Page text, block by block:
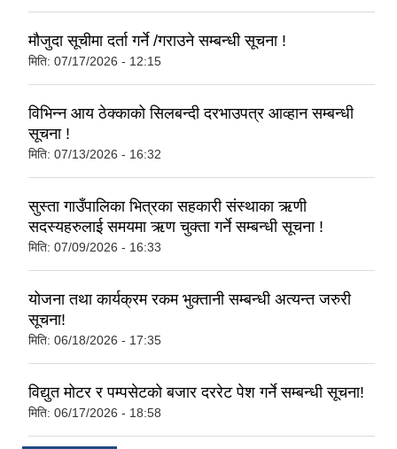
मौजुदा सूचीमा दर्ता गर्ने /गराउने सम्बन्धी सूचना !
मिति: 07/17/2026 - 12:15
विभिन्न आय ठेक्काको सिलबन्दी दरभाउपत्र आव्हान सम्बन्धी
सूचना !
मिति: 07/13/2026 - 16:32
सुस्ता गाउँपालिका भित्रका सहकारी संस्थाका ऋणी
सदस्यहरुलाई समयमा ऋण चुक्ता गर्ने सम्बन्धी सूचना !
मिति: 07/09/2026 - 16:33
योजना तथा कार्यक्रम रकम भुक्तानी सम्बन्धी अत्यन्त जरुरी
सूचना!
मिति: 06/18/2026 - 17:35
विद्युत मोटर र पम्पसेटको बजार दररेट पेश गर्ने सम्बन्धी सूचना!
मिति: 06/17/2026 - 18:58